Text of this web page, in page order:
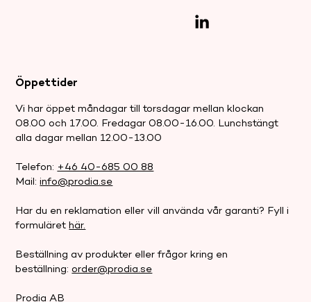
Öppettider
Vi har öppet måndagar till torsdagar mellan klockan
08.00 och 17.00. Fredagar 08.00-16.00. Lunchstängt
alla dagar mellan 12.00-13.00
Telefon: +46 40-685 00 88
Mail:info@prodia.se
Har du en reklamation eller vill använda vår garanti? Fyll i
formuläret här.
Beställning av produkter eller frågor kring en
beställning:order@prodia.se
Prodia AB